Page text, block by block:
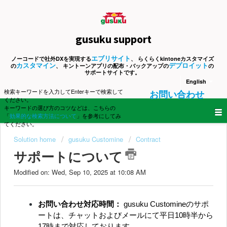
gusuku support
ノーコードで社外DXを実現するエブリサイト 、 らくらくkintoneカスタマイズ
のカスタマイン、 キントーンアプリの配布・バックアップのデプロイットの
サポートサイトです。
English
検索キーワードを入力してEnterキーで検索して
ください。
キーワードの選び方のコツなどは、こちらの
「効果的な検索方法について 」を参考にしてみ
てください。
お問い合わせ
Solution home gusuku Customine Contract
サポートについて
Modified on: Wed, Sep 10, 2025 at 10:08 AM
お問い合わせ対応時間：
gusuku Customineのサポ
ートは、チャットおよびメールにて平日10時半から